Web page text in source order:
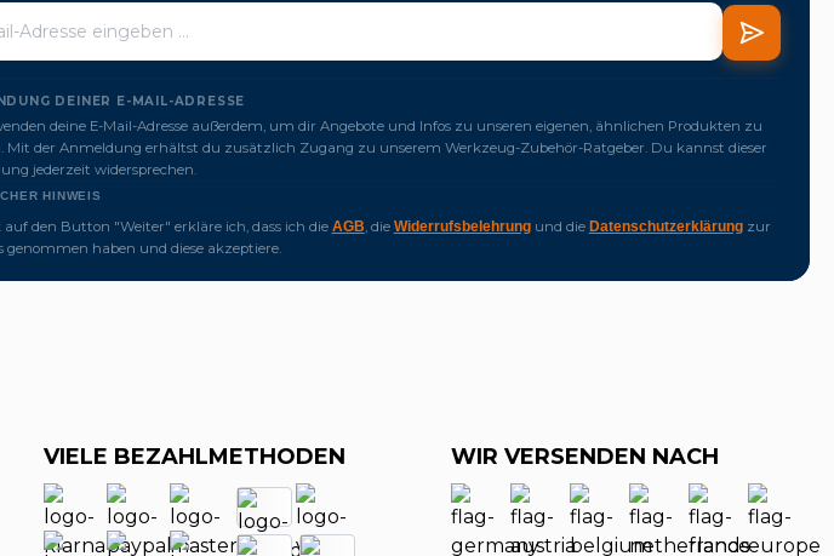
DEINER E-MAIL-ADRESSE
deine E-Mail-Adresse außerdem, um dir Angebote und Infos zu unseren eigenen, ähnlichen Produkten zu
Mit der Anmeldung erhältst du zusätzlich Zugang zu unserem Werkzeug-Zubehör-Ratgeber. Du kannst dieser
jederzeit widersprechen.
HINWEIS
auf den Button "Weiter" erkläre ich, dass ich die AGB, die Widerrufsbelehrungund die Datenschutzerklärungzur
genommen haben und diese akzeptiere.
VIELE BEZAHLMETHODEN WIR VERSENDEN NACH